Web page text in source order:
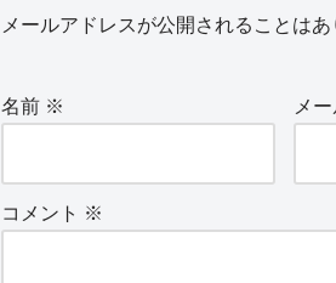
メールアドレスが公開されることはあ
名前 ※ メ
コメント ※